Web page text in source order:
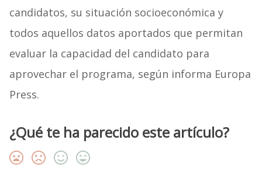
candidatos, su situación socioeconómica y
todos aquellos datos aportados que permitan
evaluar la capacidad del candidato para
aprovechar el programa, según informa Europa
Press.
¿Qué te ha parecido este artículo?